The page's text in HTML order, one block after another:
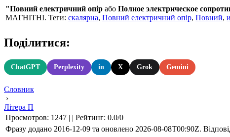
"Повний електричний опір або Полное электрическое
МАГНІТНІ. Теги: скалярна, Повний електричний опір, Повний,
Поділитися:
ChatGPT Perplexity in X Grok Gemini
Словник
›
Літера П
Просмотров: 1247 | | Рейтинг: 0.0/0
Фразу додано 2016-12-09 та оновлено 2026-08-08T00:90Z.